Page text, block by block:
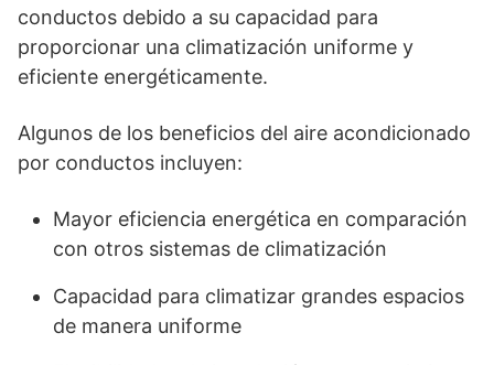
conductos debido a su capacidad para
proporcionar una climatización uniforme y
eficiente energéticamente.
Algunos de los beneficios del aire acondicionado
por conductos incluyen:
Mayor eficiencia energética en comparación
con otros sistemas de climatización
Capacidad para climatizar grandes espacios
de manera uniforme